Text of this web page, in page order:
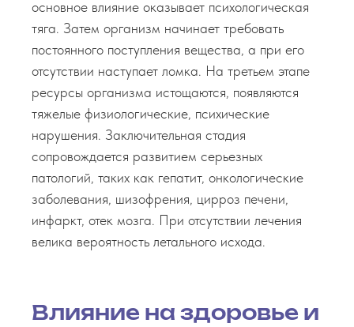
основное влияние оказывает психологическая
тяга. Затем организм начинает требовать
постоянного поступления вещества, а при его
отсутствии наступает ломка. На третьем этапе
ресурсы организма истощаются, появляются
тяжелые физиологические, психические
нарушения. Заключительная стадия
сопровождается развитием серьезных
патологий, таких как гепатит, онкологические
заболевания, шизофрения, цирроз печени,
инфаркт, отек мозга. При отсутствии лечения
велика вероятность летального исхода.
Влияние на здоровье и